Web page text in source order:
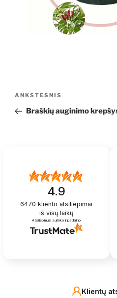
Navigacija
įrašų
Ankstesnis
įrašas
ANKSTESNIS
Braškių auginimo
4.9
6470 kliento atsiliepimai
iš visų laikų
Atsiliepimus surinko ir patikrino
Klientų